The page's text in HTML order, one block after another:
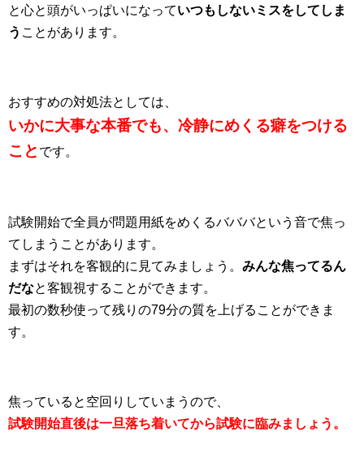
と心と頭がいっぱいになっていつもしないミスをしてしま
う ことがあります。
おすすめの対処法としては、
いかに大事な本番でも、冷静にめくる癖をつける
こと です。
試験開始で全員が問題用紙をめくるバババという音で焦っ
てしまうことがあります。
まずはそれを客観的に見てみましょう。 みんな焦ってるん
だなと客観視することができます。
最初の数秒使って残りの79分の質を上げることができま
す。
焦っていると空回りしていまうので、
試験開始直後は一旦落ち着いてから試験に臨みましょう。